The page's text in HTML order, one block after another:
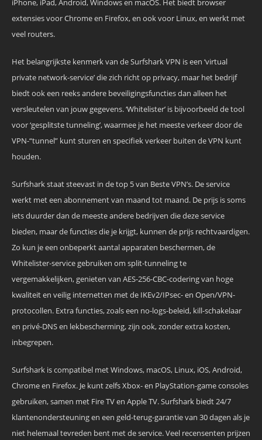
iPhone, iPad, Android, Windows en macOS. Het biedt browser
extensies voor Chrome en Firefox, en ook voor Linux, en werkt met
veel routers.
Het belangrijkste kenmerk van de Surfshark VPN is een ‘virtual
private network-service’ die zich richt op privacy, maar het bedrijf
biedt ook een reeks andere beveiligingsfuncties dan alleen het
versleutelen van jouw gegevens. ‘Whitelister’ is bijvoorbeeld de tool
voor ‘gesplitste tunneling’, waarmee je het meeste verkeer door de
VPN-“tunnel” kunt sturen en specifiek verkeer buiten de VPN kunt
houden.
Surfshark staat steevast in de top 5 van Beste VPN’s. De service
werkt met een abonnement van maand tot maand. De prijs is soms
iets duurder dan de meeste andere bedrijven die deze service
bieden, maar de functies die je krijgt, kunnen de prijs rechtvaardigen.
Zo kun je een onbeperkt aantal apparaten beschermen, de
Whitelister-service gebruiken om split-tunneling te
vergemakkelijken, genieten van AES-256-CBC-codering van hoge
kwaliteit en veilig internetten met de IKEv2/IPsec- en Open/VPN-
protocollen. Extra functies, zoals een no-logs-beleid, kill-schakelaar
en privé-DNS en lekbescherming, zijn ook, zonder extra kosten,
inbegrepen.
Surfshark is compatibel met Windows, macOS, Linux, iOS, Android,
Chrome en Firefox. Je kunt zelfs Xbox- en PlayStation-game consoles
gebruiken, samen met Fire TV en Apple TV. Surfshark biedt 24/7
klantenondersteuning en een geld-terug-garantie van 30 dagen als je
niet helemaal tevreden bent met de service. Veel recensenten prijzen